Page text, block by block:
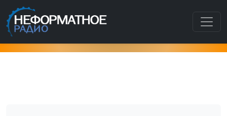
Как попасть в этот раздел???